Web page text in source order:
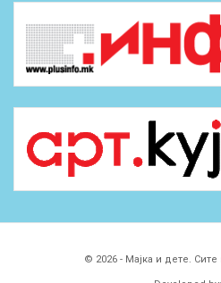
© 2026 - Мајка и дете.